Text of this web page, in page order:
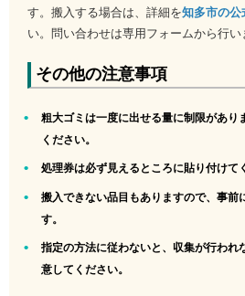
す。搬入する場合は、詳細を知多市の公
い。問い合わせは専用フォームから行い
その他の注意事項
粗大ゴミは一度に出せる量に制限があり
ください。
処理券は必ず見えるところに貼り付けて
搬入できない品目もありますので、事前
す。
指定の方法に従わないと、収集が行われ
意してください。